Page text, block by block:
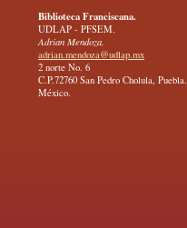
Biblioteca Franciscana.
UDLAP - PFSEM.
Adrian Mendoza.
adrian.mendoza@udlap.mx
2 norte No. 6
C.P.72760 San Pedro Cholula, Puebla.
México.